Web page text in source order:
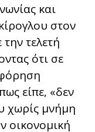
και
στον
τελετή
ότι σε
είπε, «δεν
χωρίς μνήμη
οικονομική